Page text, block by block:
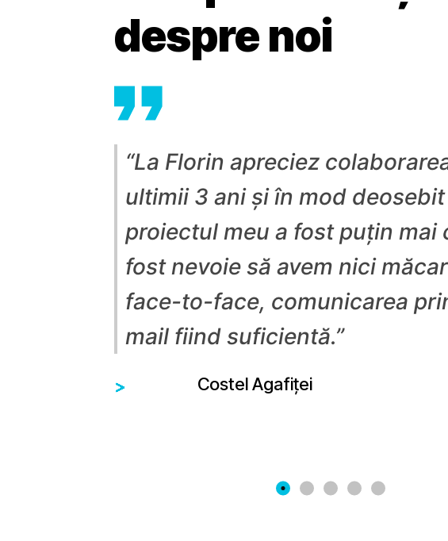
despre noi
și
“La Florin apreciez
ultimii 3 ani și în mod
proiectul meu a fost puțin mai
fost nevoie să avem nici
face-to-face, comunicarea
mail fiind suficientă.”
Costel Agafiței